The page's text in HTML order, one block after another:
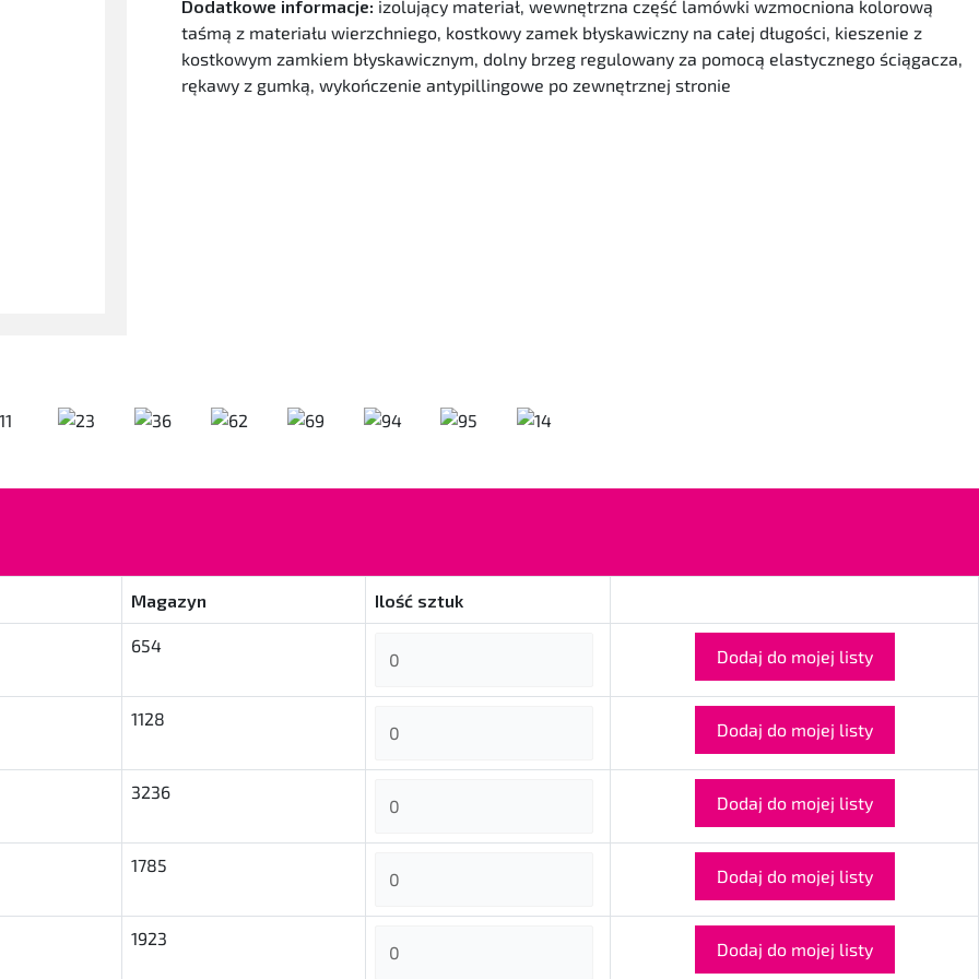
Dodatkowe informacje: izolujący materiał, wewnętrzna część lamówki wzmocniona kolorową
taśmą z materiału wierzchniego, kostkowy zamek błyskawiczny na całej długości, kieszenie z
kostkowym zamkiem błyskawicznym, dolny brzeg regulowany za pomocą elastycznego ściągacza,
rękawy z gumką, wykończenie antypillingowe po zewnętrznej stronie
Magazyn Ilość sztuk
654
Dodaj do mojej listy
1128
Dodaj do mojej listy
3236
Dodaj do mojej listy
1785
Dodaj do mojej listy
1923
Dodaj do mojej listy